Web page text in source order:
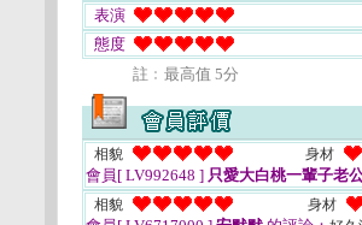
表演
態度
註﹕最高值 5分
相貌 身材
會員[ LV992648 ] 只愛大白桃一輩子老
相貌 身材